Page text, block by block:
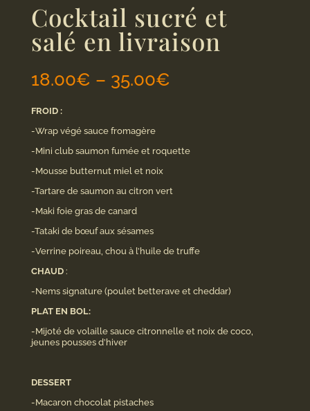
Cocktail sucré et
salé en livraison
18.00€ – 35.00€
FROID :
-Wrap végé sauce fromagère
-Mini club saumon fumée et roquette
-Mousse butternut miel et noix
-Tartare de saumon au citron vert
-Maki foie gras de canard
-Tataki de bœuf aux sésames
-Verrine poireau, chou à l’huile de truffe
CHAUD:
-Nems signature (poulet betterave et cheddar)
PLAT EN BOL:
-Mijoté de volaille sauce citronnelle et noix de coco,
jeunes pousses d’hiver
DESSERT
-Macaron chocolat pistaches